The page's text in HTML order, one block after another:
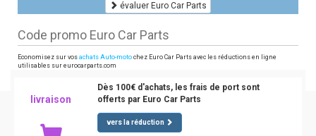
évaluer Euro Car Parts
Code promo Euro Car Parts
Economisez sur vos achats Auto-moto chez Euro Car Parts avec les réductions en ligne
utilisables sur eurocarparts.com
livraison
Dès 100€ d'achats, les frais de port sont
offerts par Euro Car Parts
vers la réduction